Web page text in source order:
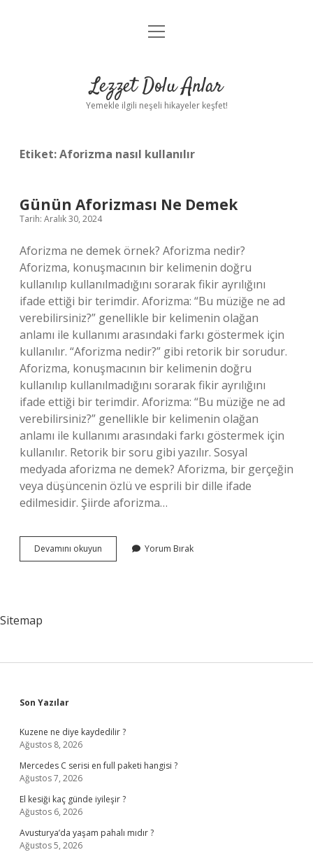
Anasayfa
Yasal Uyarı
menüyü
Lezzet Dolu Anlar
Yemekle ilgili neşeli hikayeler keşfet!
Etiket:Aforizma nasıl kullanılır
Günün Aforizması Ne Demek
Tarih: Aralık 30, 2024
Aforizma ne demek örnek? Aforizma nedir?
Aforizma, konuşmacının bir kelimenin doğru
kullanılıp kullanılmadığını sorarak fikir ayrılığını
ifade ettiği bir terimdir. Aforizma: “Bu müziğe ne ad
verebilirsiniz?” genellikle bir kelimenin olağan
anlamı ile kullanımı arasındaki farkı göstermek için
kullanılır. “Aforizma nedir?” gibi retorik bir sorudur.
Aforizma, konuşmacının bir kelimenin doğru
kullanılıp kullanılmadığını sorarak fikir ayrılığını
ifade ettiği bir terimdir. Aforizma: “Bu müziğe ne ad
verebilirsiniz?” genellikle bir kelimenin olağan
anlamı ile kullanımı arasındaki farkı göstermek için
kullanılır. Retorik bir soru gibi yazılır. Sosyal
medyada aforizma ne demek? Aforizma, bir gerçeğin
veya düşüncenin özlü ve esprili bir dille ifade
edilmesidir. Şiirde aforizma…
Devamını okuyun
Aforizması
Yorum Bırak
Sitemap
Sidebar
Son Yazılar
Kuzene ne diye kaydedilir ?
Ağustos 8, 2026
Mercedes C serisi en full paketi hangisi ?
Ağustos 7, 2026
El kesiği kaç günde iyileşir ?
Ağustos 6, 2026
Avusturya’da yaşam pahalı mıdır ?
Ağustos 5, 2026